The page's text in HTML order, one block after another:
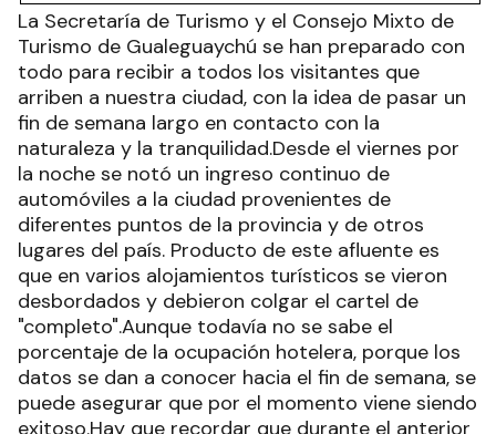
La Secretaría de Turismo y el Consejo Mixto de
Turismo de Gualeguaychú se han preparado con
todo para recibir a todos los visitantes que
arriben a nuestra ciudad, con la idea de pasar un
fin de semana largo en contacto con la
naturaleza y la tranquilidad.Desde el viernes por
la noche se notó un ingreso continuo de
automóviles a la ciudad provenientes de
diferentes puntos de la provincia y de otros
lugares del país. Producto de este afluente es
que en varios alojamientos turísticos se vieron
desbordados y debieron colgar el cartel de
"completo".Aunque todavía no se sabe el
porcentaje de la ocupación hotelera, porque los
datos se dan a conocer hacia el fin de semana, se
puede asegurar que por el momento viene siendo
exitoso.Hay que recordar que durante el anterior